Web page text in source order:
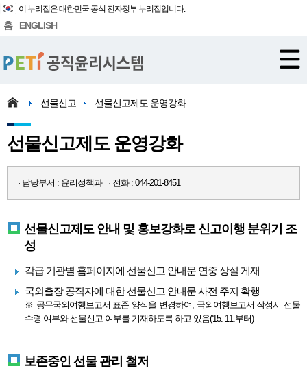
이 누리집은 대한민국 공식 전자정부 누리집입니다.
홈 ENGLISH
선물신고 선물신고제도 운영강화
선물신고제도 운영강화
· 담당부서 : 윤리정책과 · 전화 : 044-201-8451
선물신고제도 안내 및 홍보강화로 신고이행 분위기 조
성
각급 기관별 홈페이지에 선물신고 안내문 연중 상설 게재
국외출장 공직자에 대한 선물신고 안내문 사전 주지 확행
※ 공무국외여행보고서 표준 양식을 변경하여, 국외여행보고서 작성시 선물
수령 여부와 선물신고 여부를 기재하도록 하고 있음('15. 11.부터)
보존중인 선물 관리 철저